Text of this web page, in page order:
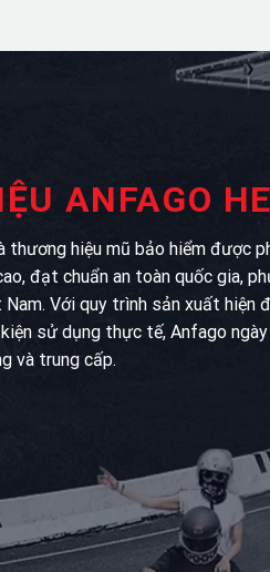
ANFAGO
thương hiệu mũ bảo hiểm được
đạt chuẩn an toàn quốc gia,
Với quy trình sản xuất
sử dụng thực tế, Anfago
và trung cấp.